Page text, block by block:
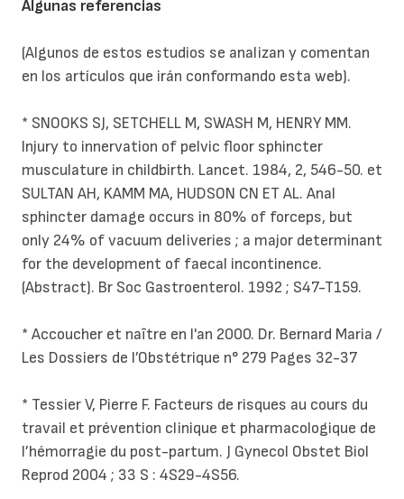
Algunas referencias
(Algunos de estos estudios se analizan y comentan
en los artículos que irán conformando esta web).
* SNOOKS SJ, SETCHELL M, SWASH M, HENRY MM.
Injury to innervation of pelvic floor sphincter
musculature in childbirth. Lancet. 1984, 2, 546-50. et
SULTAN AH, KAMM MA, HUDSON CN ET AL. Anal
sphincter damage occurs in 80% of forceps, but
only 24% of vacuum deliveries ; a major determinant
for the development of faecal incontinence.
(Abstract). Br Soc Gastroenterol. 1992 ; S47-T159.
* Accoucher et naître en l'an 2000. Dr. Bernard Maria /
Les Dossiers de l’Obstétrique n° 279 Pages 32-37
* Tessier V, Pierre F. Facteurs de risques au cours du
travail et prévention clinique et pharmacologique de
l’hémorragie du post-partum. J Gynecol Obstet Biol
Reprod 2004 ; 33 S : 4S29-4S56.